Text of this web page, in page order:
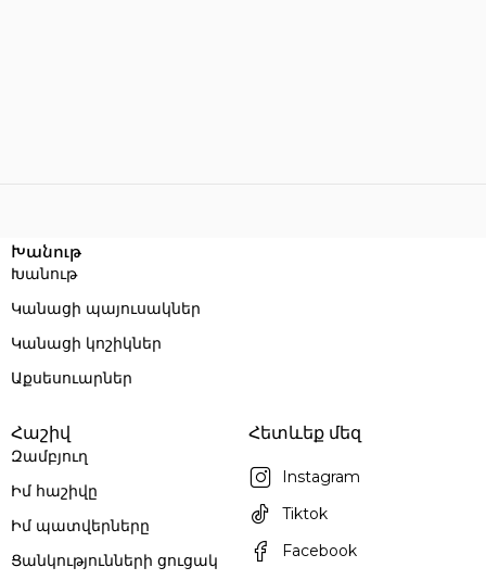
Խանութ
Խանութ
Կանացի պայուսակներ
Կանացի կոշիկներ
Աքսեսուարներ
Հաշիվ
Զամբյուղ
Իմ հաշիվը
Իմ պատվերները
Ցանկությունների ցուցակ
Հետևեք մեզ
Instagram
Tiktok
Facebook